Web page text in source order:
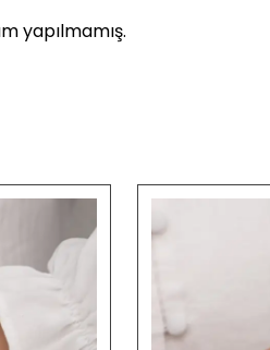
yapılmamış.